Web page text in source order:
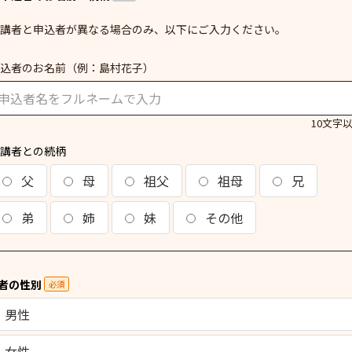
者と申込者が異なる場合のみ、以下にご入力ください。
者のお名前 （例：島村花子）
10文字
者との続柄
父 母 祖父 祖母
兄
弟
姉 妹 その他
の性別 必須
男性